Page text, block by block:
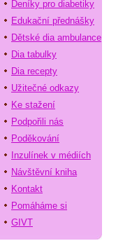
Deníky pro diabetiky
Edukační přednášky
Dětské dia ambulance
Dia tabulky
Dia recepty
Užitečné odkazy
Ke stažení
Podpořili nás
Poděkování
Inzulínek v médiích
Návštěvní kniha
Kontakt
Pomáháme si
GIVT